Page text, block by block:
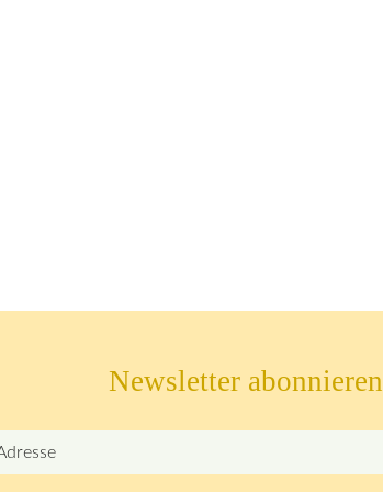
Newsletter abonnieren